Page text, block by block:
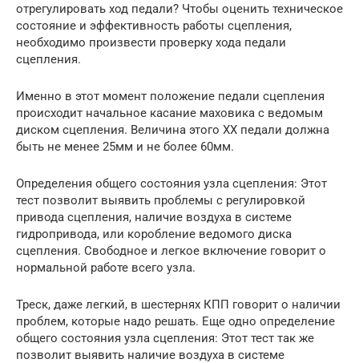
отрегулировать ход педали? Чтобы оценить техническое
состояние и эффективность работы сцепления,
необходимо произвести проверку хода педали
сцепления.
Именно в этот момент положение педали сцепления
происходит начальное касание маховика с ведомым
диском сцепления. Величина этого ХХ педали должна
быть не менее 25мм и не более 60мм.
Определения общего состояния узла сцепления: Этот
тест позволит выявить проблемы с регулировкой
привода сцепления, наличие воздуха в системе
гидропривода, или коробление ведомого диска
сцепления. Свободное и легкое включение говорит о
нормальной работе всего узла.
Треск, даже легкий, в шестернях КПП говорит о наличии
проблем, которые надо решать. Еще одно определение
общего состояния узла сцепления: Этот тест так же
позволит выявить наличие воздуха в системе